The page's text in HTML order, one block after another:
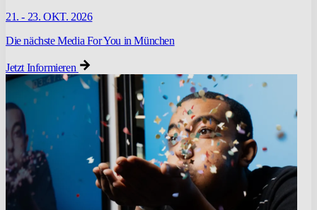
21. - 23. OKT. 2026
Die nächste Media For You in München
Jetzt Informieren